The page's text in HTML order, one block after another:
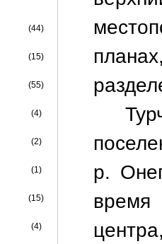
(44)
(15)
(55)
(4)
(2)
(1)
(15)
(4)
р.